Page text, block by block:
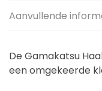
Aanvullende
De Gamakatsu
een omgekeerde